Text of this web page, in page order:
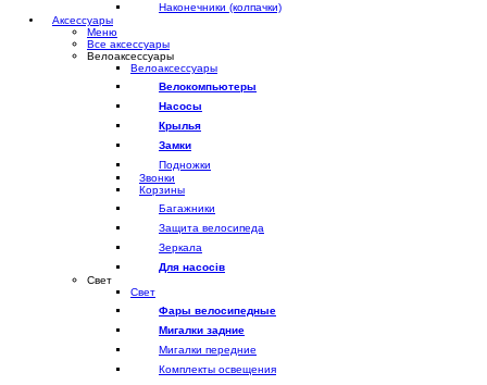
Наконечники (колпачки)
Аксессуары
Меню
Все аксессуары
Велоаксессуары
Велоаксессуары
Велокомпьютеры
Насосы
Крылья
Замки
Подножки
Звонки
Корзины
Багажники
Защита велосипеда
Зеркала
Для насосів
Свет
Свет
Фары велосипедные
Мигалки задние
Мигалки передние
Комплекты освещения